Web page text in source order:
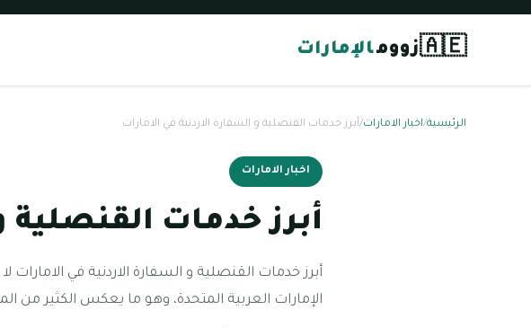
🇦🇪زوومالإمارات
الرئيسية/اخبار الامارات/أبرز خدمات القنصلية و السفارة الاردنية في الامارات
اخبار الامارات
أبرز خدمات القنصلية
أبرز خدمات القنصلية و السفارة الاردنية في
الإمارات العربية المتحدة، وهو ما يعكس الكثير من